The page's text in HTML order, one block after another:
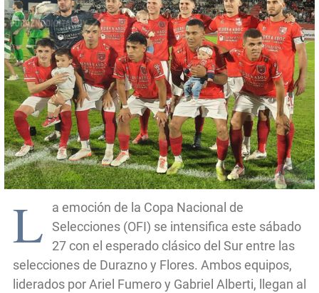
L
a emoción de la Copa Nacional de
Selecciones (OFI) se intensifica este sábado
27 con el esperado clásico del Sur entre las
selecciones de Durazno y Flores. Ambos equipos,
liderados por Ariel Fumero y Gabriel Alberti, llegan al